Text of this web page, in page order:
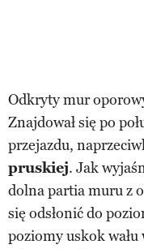
Odkryty mur
Znajdował się po
przejazdu,
pruskiej. Jak
dolna partia muru z
się odsłonić do
poziomy uskok